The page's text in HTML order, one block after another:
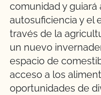
comunidad y guiará
autosuficiencia y el
través de la
un nuevo
espacio de
acceso a los
oportunidades de